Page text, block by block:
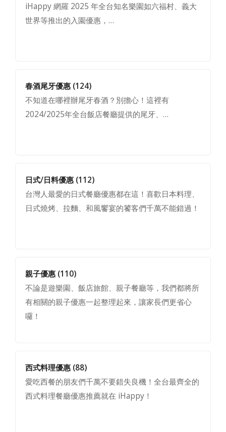
iHappy 網羅 2025 年全台知名樂園如六福村、義大
世界等推出的入園優惠，…
春酒尾牙優惠 (124)
不知道在哪裡辦尾牙春酒？別擔心！這裡有
2024/2025年全台飯店餐廳提供的尾牙、…
日式/日料優惠 (112)
台灣人最愛的日式餐廳優惠都在這！喜歡日本料理、
日式燒烤、拉麵、和風饗宴的饕客們千萬不能錯過！
親子優惠 (110)
不論是遊樂園、飯店旅館、親子餐廳等，我們都將所
有相關的親子優惠一起整理起來，讓家長們更省心
囉！
西式料理優惠(88)
愛吃西餐的朋友們千萬不要錯失良機！全台最齊全的
西式料理餐廳優惠推薦就在 iHappy！